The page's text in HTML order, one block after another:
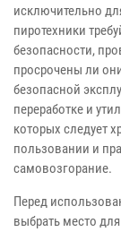
исключительно
пиротехники
безопасности,
просрочены ли
безопасной
переработке и
которых следует
пользовании и
самовозгорание.
Перед
выбрать место